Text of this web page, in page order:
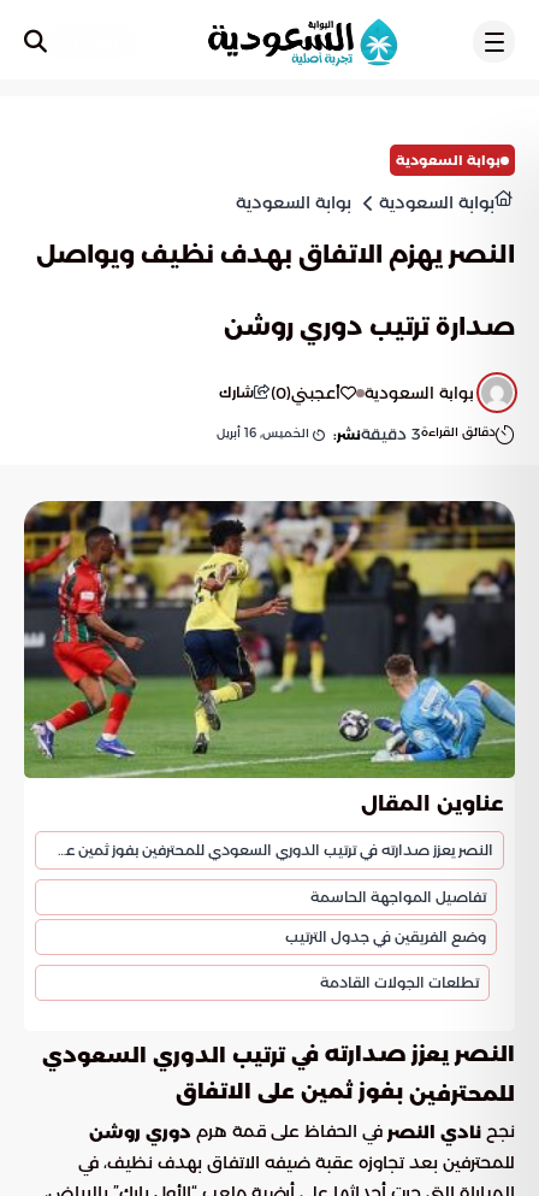
بوابة السعودية
بوابة السعودية بوابة السعودية
النصر يهزم الاتفاق بهدف نظيف ويواصل
صدارة ترتيب دوري روشن
بوابة السعودية أعجبني(
0
) شارك
دقائق القراءة3 دقيقةنشر: الخميس, 16 أبريل
عناوين المقال
النصر يعزز صدارته في ترتيب الدوري السعودي للمحترفين بفوز ثمين على الاتفاق
تفاصيل المواجهة الحاسمة
وضع الفريقين في جدول الترتيب
تطلعات الجولات القادمة
النصر يعزز صدارته فيترتيب الدوري السعودي
للمحترفين بفوز ثمين على الاتفاق
نجح نادي النصر في الحفاظ على قمة هرم دوري روشن
للمحترفين بعد تجاوزه عقبة ضيفه الاتفاق بهدف نظيف، في